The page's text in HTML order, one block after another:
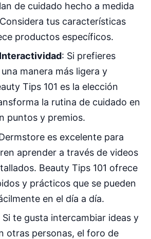
de cuidado hecho a medida
tus características
productos específicos.
: Si prefieres
manera más ligera y
Tips 101 es la elección
la rutina de cuidado en
puntos y premios.
es excelente para
aprender a través de videos
Beauty Tips 101 ofrece
y prácticos que se pueden
en el día a día.
Si te gusta intercambiar ideas y
otras personas, el foro de